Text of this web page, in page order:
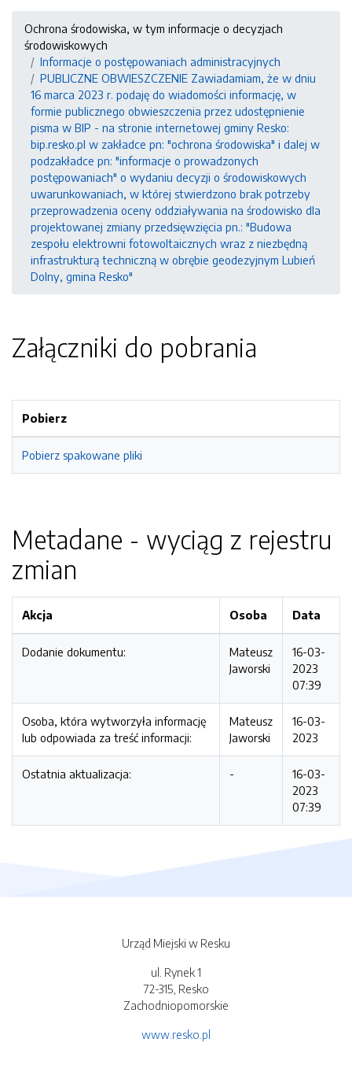
Ochrona środowiska, w tym informacje o decyzjach
środowiskowych
Informacje o postępowaniach administracyjnych
PUBLICZNE OBWIESZCZENIE Zawiadamiam, że w dniu
16 marca 2023 r. podaję do wiadomości informację, w
formie publicznego obwieszczenia przez udostępnienie
pisma w BIP - na stronie internetowej gminy Resko:
bip.resko.pl w zakładce pn: "ochrona środowiska" i dalej w
podzakładce pn: "informacje o prowadzonych
postępowaniach" o wydaniu decyzji o środowiskowych
uwarunkowaniach, w której stwierdzono brak potrzeby
przeprowadzenia oceny oddziaływania na środowisko dla
projektowanej zmiany przedsięwzięcia pn.: "Budowa
zespołu elektrowni fotowoltaicznych wraz z niezbędną
infrastrukturą techniczną w obrębie geodezyjnym Lubień
Dolny, gmina Resko"
Załączniki do pobrania
Pobierz
Pobierz spakowane pliki
Metadane - wyciąg z rejestru
zmian
Akcja Osoba Data
Dodanie dokumentu:
Mateusz
Jaworski
16-03-
2023
07:39
Osoba, która wytworzyła informację
lub odpowiada za treść informacji:
Mateusz
Jaworski
16-03-
2023
Ostatnia aktualizacja: -
16-03-
2023
07:39
Urząd Miejski w Resku
ul. Rynek 1
72-315, Resko
Zachodniopomorskie
www.resko.pl